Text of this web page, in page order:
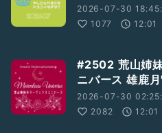
2026-07-30
1077
12:01
#2502 荒山姉
ニバース 雄鹿
2026-07-30
2082
12:01